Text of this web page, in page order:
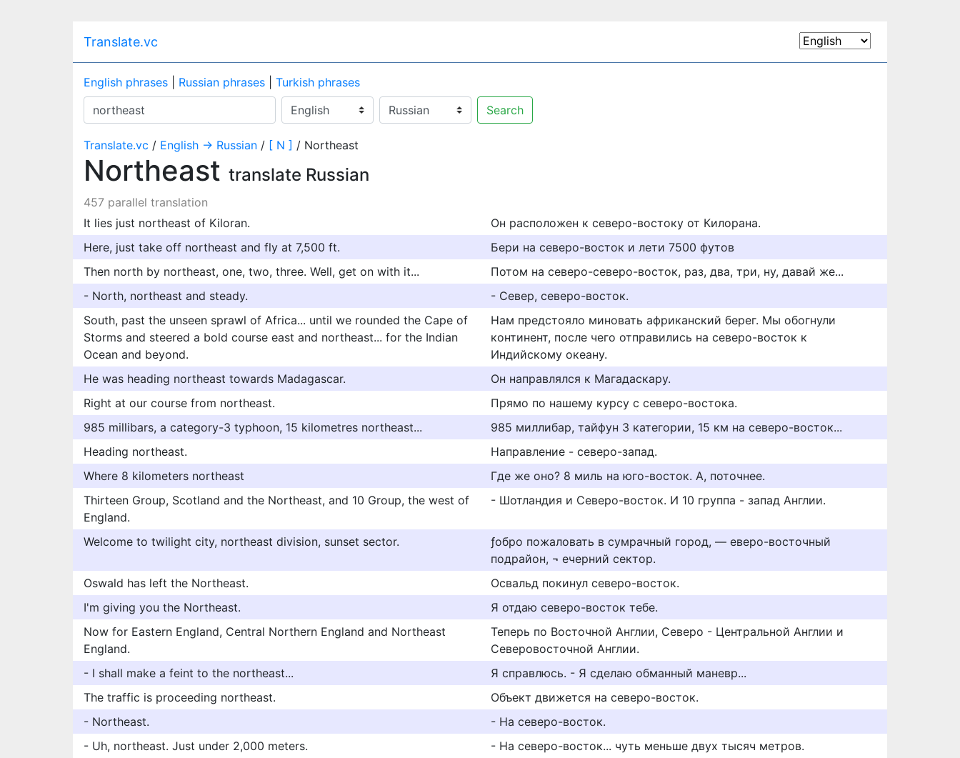
Translate.vc
English phrases Russian phrases
Turkish phrases
Search
Translate.vc / English → Russian / [ N ] / Northeast
Northeast translate Russian
457 parallel translation
It lies just northeast of Kiloran.
Он расположен к северо-востоку от Килорана.
Here, just take off northeast and fly at 7,500 ft.
Бери на северо-восток и лети 7500 футов
Then north by northeast, one, two, three. Well, get on with it...
Потом на северо-северо-восток, раз, два, три, ну, давай же...
- North, northeast and steady.
- Север, северо-восток.
South, past the unseen sprawl of Africa... until we rounded the Cape of
Storms and steered a bold course east and northeast... for the Indian
Ocean and beyond.
Нам предстояло миновать африканский берег. Мы обогнули
континент, после чего отправились на северо-восток к
Индийскому океану.
He was heading northeast towards Madagascar.
Он направлялся к Магадаскару.
Right at our course from northeast.
Прямо по нашему курсу с северо-востока.
985 millibars, a category-3 typhoon, 15 kilometres northeast...
985 миллибар, тайфун 3 категории, 15 км на северо-восток...
Heading northeast.
Направление - северо-запад.
Where 8 kilometers northeast
Где же оно? 8 миль на юго-восток. А, поточнее.
Thirteen Group, Scotland and the Northeast, and 10 Group, the west of
England.
- Шотландия и Северо-восток. И 10 группа - запад Англии.
Welcome to twilight city, northeast division, sunset sector.
ƒобро пожаловать в сумрачный город, — еверо-восточный
подрайон, ¬ ечерний сектор.
Oswald has left the Northeast.
Освальд покинул северо-восток.
I'm giving you the Northeast.
Я отдаю северо-восток тебе.
Now for Eastern England, Central Northern England and Northeast
England.
Теперь по Восточной Англии, Северо - Центральной Англии и
Северовосточной Англии.
- I shall make a feint to the northeast...
Я cпpaвлюcь. - Я cдeлaю oбмaнный мaнeвp...
The traffic is proceeding northeast.
Объект движется на северо-восток.
- Northeast.
- На северо-восток.
- Uh, northeast. Just under 2,000 meters.
- На северо-восток... чуть меньше двух тысяч метров.